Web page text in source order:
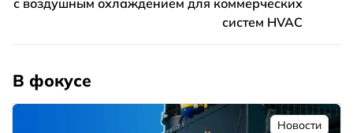
систем HVAC
В фокусе
Новости